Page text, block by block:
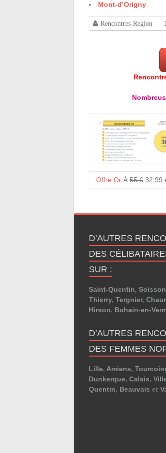
Mont-d’Origny
Rencontres-Region
Offre OrÀ 55 €32,99
D’AUTRES
DES
SUR :
Saint-Quentin,
Thierry, Tergnier,
Hirson, Bohain-en-
D’AUTRES
DES FEMMES
Lille, Amiens,
Dunkerque, Calais,
Quentin, Beauvais et